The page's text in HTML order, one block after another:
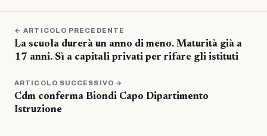
← ARTICOLO PRECEDENTE
La scuola durerà un anno di meno. Maturità già a
17 anni. Sì a capitali privati per rifare gli istituti
ARTICOLO SUCCESSIVO →
Cdm conferma Biondi Capo Dipartimento
Istruzione